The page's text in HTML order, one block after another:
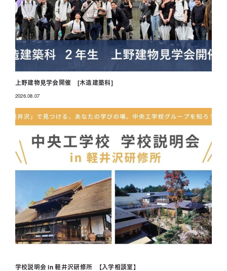
上野建物見学会開催 [木造建築科]
2026.08.07
学校説明会 in 軽井沢研修所 【入学相談室】